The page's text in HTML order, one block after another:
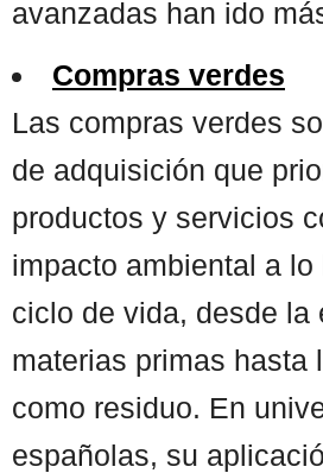
avanzadas han ido
Compras verdes
Las compras verdes
de adquisición que
productos y servicios
impacto ambiental a lo
ciclo de vida, desde la
materias primas hasta
como residuo. En
españolas, su